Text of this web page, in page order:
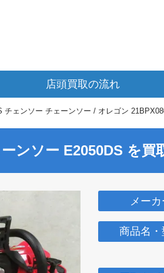
店頭買取の流れ
チェンソー チェーンソー / オレゴン
ンソー E2050DS を買
メーカ
商品名・